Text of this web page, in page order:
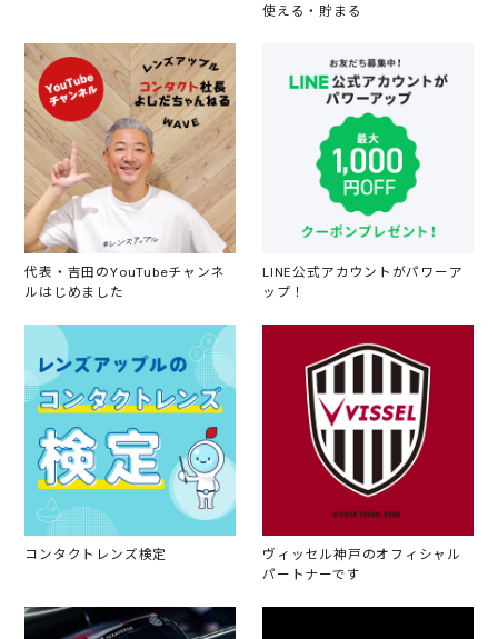
使える・貯まる
代表・吉田のYouTubeチャンネ
ルはじめました
LINE公式アカウントがパワーア
ップ！
コンタクトレンズ検定
ヴィッセル神戸のオフィシャル
パートナーです